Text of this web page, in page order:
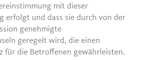
mit dieser
erfolgt und dass sie durch von der
genehmigte
geregelt wird, die einen
für die Betroffenen gewährleisten.